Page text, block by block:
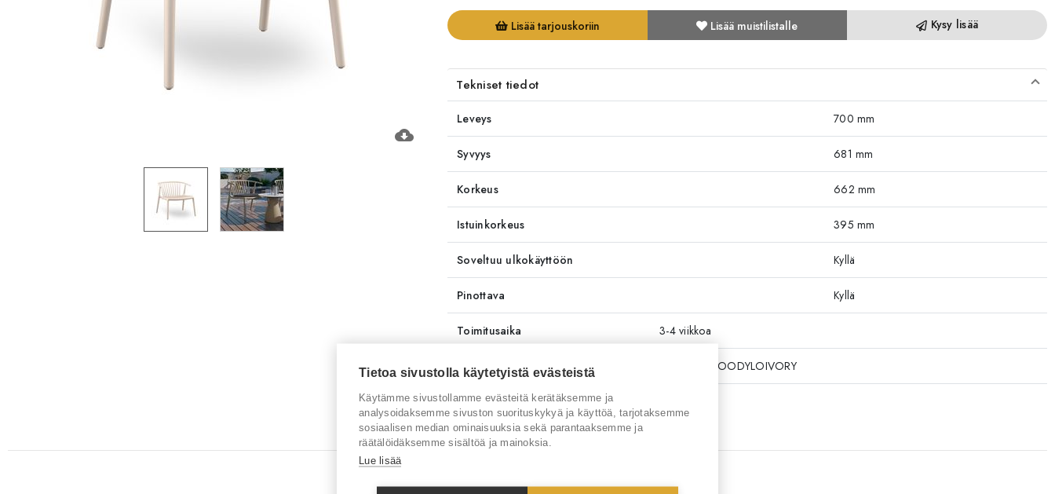
cloud_download
Lisää tarjouskoriin Lisää muistilistalle Kysy lisää
Tekniset tiedot
Leveys 700 mm
Syvyys 681 mm
Korkeus 662 mm
Istuinkorkeus 395 mm
Soveltuu ulkokäyttöön Kyllä
Pinottava Kyllä
Toimitusaika 3-4 viikkoa
Tuotenumero RT4288NWOODYLOIVORY
Tuotemerkki
Sinua saattaisi kiinnostaa myös
Tietoa sivustolla käytetyistä evästeistä
Käytämme sivustollamme evästeitä kerätäksemme ja
analysoidaksemme sivuston suorituskykyä ja käyttöä, tarjotaksemme
sosiaalisen median ominaisuuksia sekä parantaaksemme ja
räätälöidäksemme sisältöä ja mainoksia.
Lue lisää